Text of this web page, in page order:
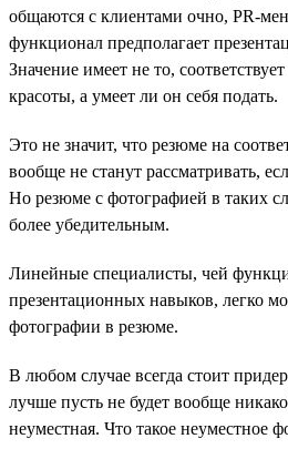
общаются с клиентами очно, PR-
функционал предполагает
Значение имеет не то,
красоты, а умеет ли он себя подать.
Это не значит, что резюме на
вообще не станут рассматривать,
Но резюме с фотографией в таких
более убедительным.
Линейные специалисты, чей
презентационных навыков, легко
фотографии в резюме.
В любом случае всегда стоит
лучше пусть не будет вообще
неуместная. Что такое неуместное